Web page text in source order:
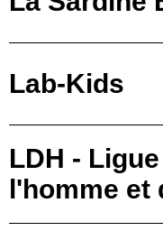
Lab-Kids
LDH -
l'homme et